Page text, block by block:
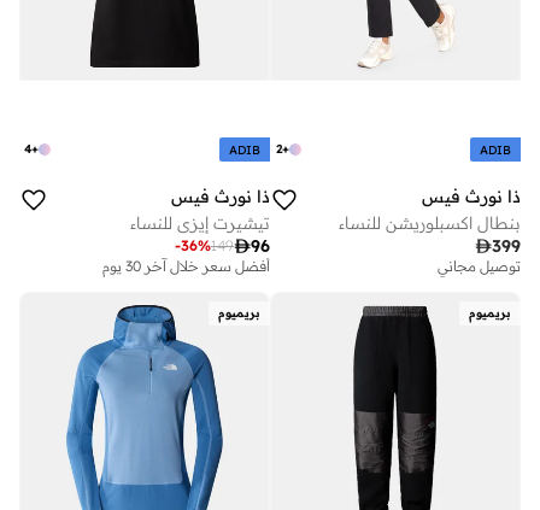
+
2 ADIB
ذا نورث فيس
بنطال اكسبلوريشن للنساء
399
توصيل مجاني
+
4 ADIB
ذا نورث فيس
تيشيرت إيزي للنساء
96
149
-36%
أفضل سعر خلال آخر 30 يوم
بريميوم بريميوم